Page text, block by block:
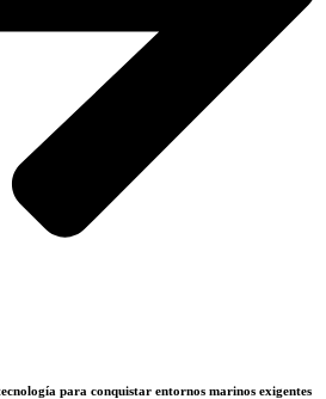
para conquistar entornos marinos exigentes